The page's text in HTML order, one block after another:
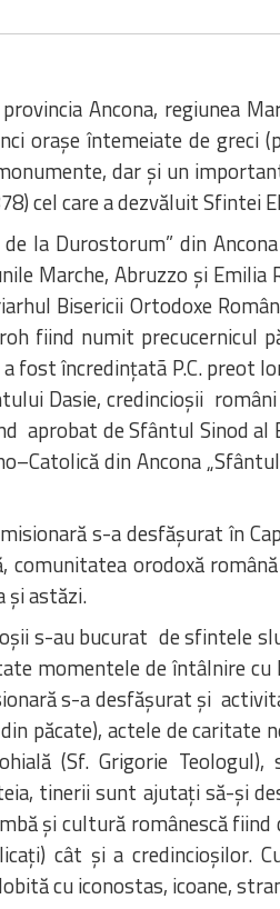
Ancona, regiunea
oraşe întemeiate de
dar şi un
cel care a dezvăluit Sfintei
de la Durostorum” din
Marche, Abruzzo şi Emilia
Bisericii Ortodoxe
fiind numit precucernicul
fost încredinţatã P.C. preot
Dasie, credincioşii
aprobat de Sfântul Sinod
din Ancona
s-a desfăşurat în
comunitatea orodoxă
şi astăzi.
s-au bucurat de sfintele
momentele de întâlnire
s-a desfăşurat şi
păcate), actele de caritate
(Sf. Grigorie
tinerii sunt ajutaţi să-şi
şi cultură românescă
cât şi a credincioşilor.
cu iconostas, icoane,